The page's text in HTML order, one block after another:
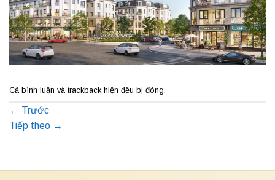
Cả bình luận và trackback hiện đều bị đóng.
← Trước
Tiếp theo →